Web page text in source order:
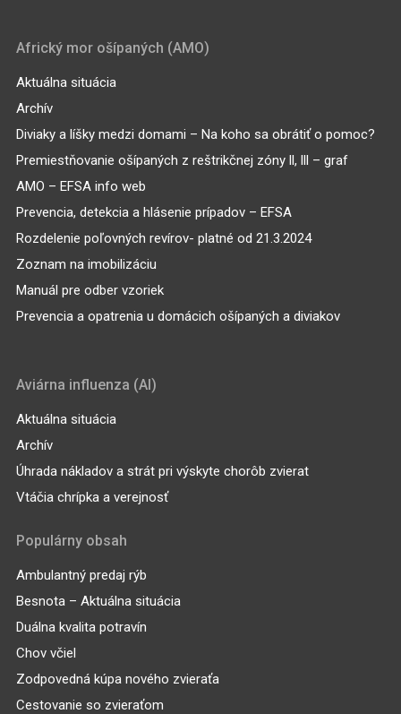
Africký mor ošípaných (AMO)
Aktuálna situácia
Archív
Diviaky a líšky medzi domami – Na koho sa obrátiť o pomoc?
Premiestňovanie ošípaných z reštrikčnej zóny ll, lll – graf
AMO – EFSA info web
Prevencia, detekcia a hlásenie prípadov – EFSA
Rozdelenie poľovných revírov- platné od 21.3.2024
Zoznam na imobilizáciu
Manuál pre odber vzoriek
Prevencia a opatrenia u domácich ošípaných a diviakov
Aviárna influenza (AI)
Aktuálna situácia
Archív
Úhrada nákladov a strát pri výskyte chorôb zvierat
Vtáčia chrípka a verejnosť
Populárny obsah
Ambulantný predaj rýb
Besnota – Aktuálna situácia
Duálna kvalita potravín
Chov včiel
Zodpovedná kúpa nového zvieraťa
Cestovanie so zvieraťom